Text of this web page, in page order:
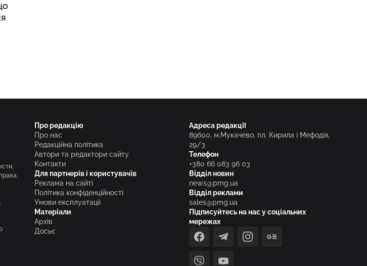
Про редакцію
Про нас
Редакційна політика
Автори та редактори сайту
Контакти
Для партнерів і користувачів
Реклама на сайті
Політика конфіденційності
Умови експлуатації
Матеріали
Архів
Досьє
Адреса редакції
89600, м.Мукачево, пл. Кирила і Мефодія,
29/3
Телефон
+380 66 083 96 03
Відділ новин
news@pmg.ua
Відділ реклами
sales@pmg.ua
Підписуйтесь на нас у соціальних
мережах
facebooktelegraminstagramgoogle_news